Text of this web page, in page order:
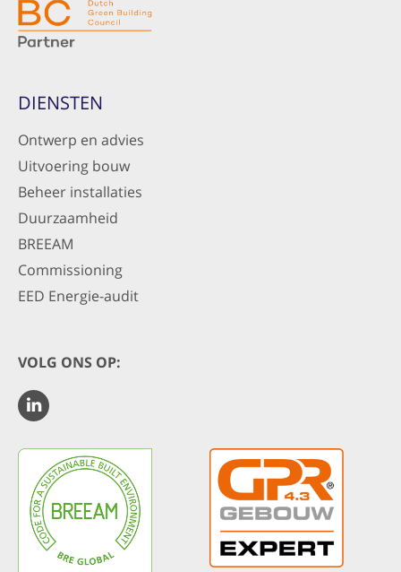
DIENSTEN
Ontwerp en advies
Uitvoering bouw
Beheer installaties
Duurzaamheid
BREEAM
Commissioning
EED Energie-audit
VOLG ONS OP: